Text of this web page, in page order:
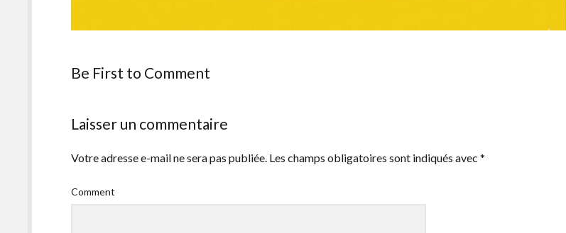
Be First to Comment
Laisser un commentaire
Votre adresse e-mail ne sera pas publiée. Les champs obligatoires sont indiqués avec*
Comment